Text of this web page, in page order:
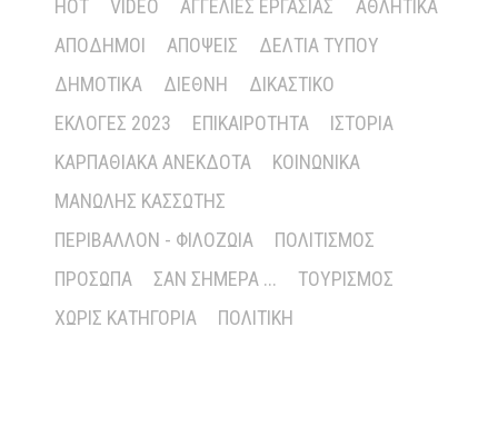
HOT VIDEO ΑΓΓΕΛΊΕΣ ΕΡΓΑΣΊΑΣ
ΑΘΛΗΤΙΚΆ
ΑΠΌΔΗΜΟΙ
ΑΠΌΨΕΙΣ
ΔΕΛΤΊΑ ΤΎΠΟΥ
ΔΗΜΟΤΙΚΆ
ΔΙΕΘΝΉ
ΔΙΚΑΣΤΙΚΌ
ΕΚΛΟΓΈΣ 2023
ΕΠΙΚΑΙΡΌΤΗΤΑ
ΙΣΤΟΡΊΑ
ΚΑΡΠΑΘΙΑΚΆ ΑΝΈΚΔΟΤΑ
ΚΟΙΝΩΝΙΚΆ
ΜΑΝΏΛΗΣ ΚΑΣΣΏΤΗΣ
ΠΕΡΙΒΆΛΛΟΝ - ΦΙΛΟΖΩΊΑ
ΠΟΛΙΤΙΣΜΌΣ
ΠΡΌΣΩΠΑ
ΣΑΝ ΣΉΜΕΡΑ ...
ΤΟΥΡΙΣΜΌΣ
ΧΩΡΊΣ ΚΑΤΗΓΟΡΊΑ
ΠΟΛΙΤΙΚΉ